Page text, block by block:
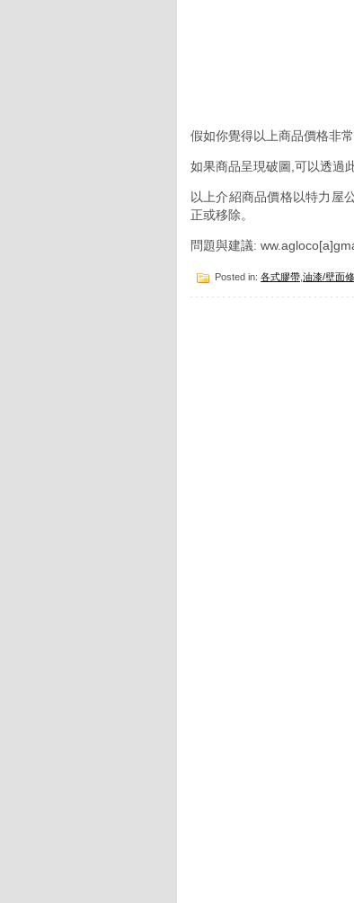
假如你覺得以上商品價格非
如果商品呈現破圖,可以透過
以上介紹商品價格以特力屋
正或移除。
問題與建議:
Posted in: 各式膠帶 油漆/壁面